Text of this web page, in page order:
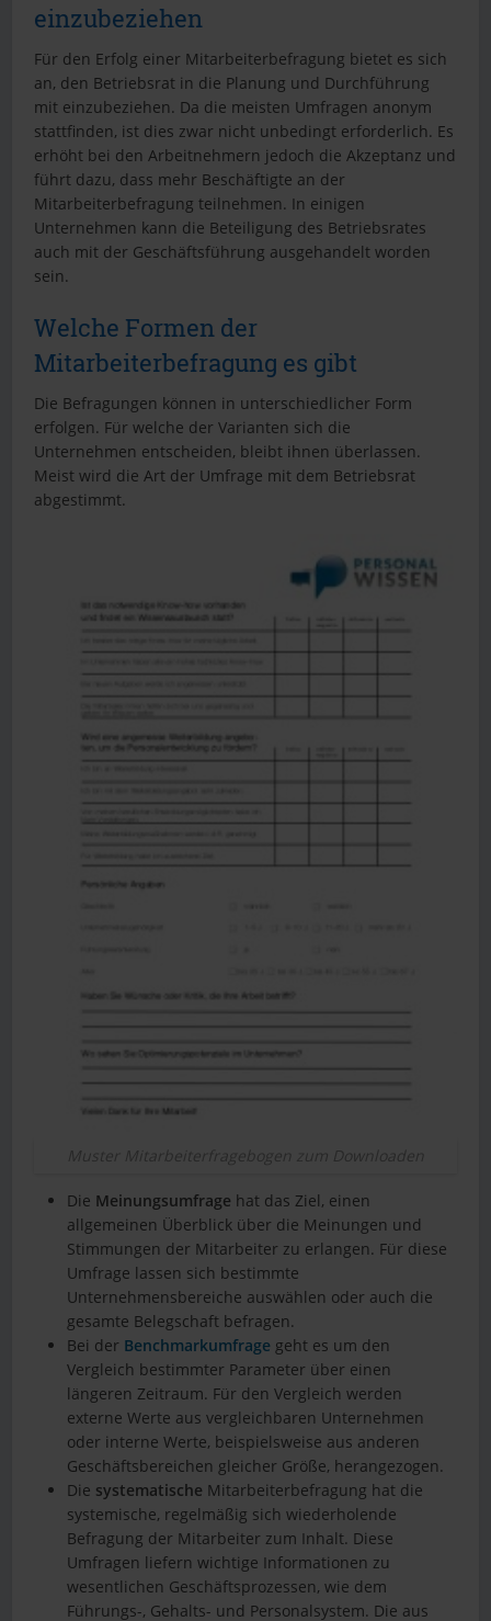
einzubeziehen
Für den Erfolg einer Mitarbeiterbefragung bietet es sich
an, den Betriebsrat in die Planung und Durchführung
mit einzubeziehen. Da die meisten Umfragen anonym
stattfinden, ist dies zwar nicht unbedingt erforderlich. Es
erhöht bei den Arbeitnehmern jedoch die Akzeptanz und
führt dazu, dass mehr Beschäftigte an der
Mitarbeiterbefragung teilnehmen. In einigen
Unternehmen kann die Beteiligung des Betriebsrates
auch mit der Geschäftsführung ausgehandelt worden
sein.
Welche Formen der
Mitarbeiterbefragung es gibt
Die Befragungen können in unterschiedlicher Form
erfolgen. Für welche der Varianten sich die
Unternehmen entscheiden, bleibt ihnen überlassen.
Meist wird die Art der Umfrage mit dem Betriebsrat
abgestimmt.
Muster Mitarbeiterfragebogen zum Downloaden
Die Meinungsumfrage hat das Ziel, einen
allgemeinen Überblick über die Meinungen und
Stimmungen der Mitarbeiter zu erlangen. Für diese
Umfrage lassen sich bestimmte
Unternehmensbereiche auswählen oder auch die
gesamte Belegschaft befragen.
Bei der Benchmarkumfrage geht es um den
Vergleich bestimmter Parameter über einen
längeren Zeitraum. Für den Vergleich werden
externe Werte aus vergleichbaren Unternehmen
oder interne Werte, beispielsweise aus anderen
Geschäftsbereichen gleicher Größe, herangezogen.
Die systematische Mitarbeiterbefragung hat die
systemische, regelmäßig sich wiederholende
Befragung der Mitarbeiter zum Inhalt. Diese
Umfragen liefern wichtige Informationen zu
wesentlichen Geschäftsprozessen, wie dem
Führungs-, Gehalts- und Personalsystem. Die aus